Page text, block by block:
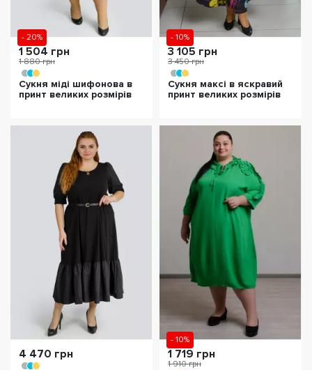
- 20%
1 504 грн
1 880 грн
Сукня міді шифонова в
принт великих розмірів
- 10%
3 105 грн
3 450 грн
Сукня максі в яскравий
принт великих розмірів
4 470 грн
- 10%
1 719 грн
1 910 грн